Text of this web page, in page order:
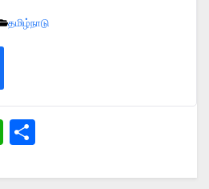
தமிழ்நாடு
W